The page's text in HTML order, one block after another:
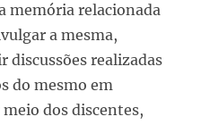
memória relacionada
a mesma,
discussões realizadas
do mesmo em
meio dos discentes,